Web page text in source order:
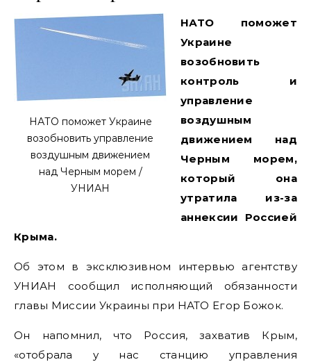
НАТО поможет Украине
возобновить управление
воздушным движением
над Черным морем /
УНИАН
НАТО поможет
Украине
возобновить
контроль и
управление
воздушным
движением над
Черным морем,
который она
утратила из-за
аннексии Россией
Крыма.
Об этом в эксклюзивном интервью агентству
УНИАН сообщил исполняющий обязанности
главы Миссии Украины при НАТО Егор Божок.
Он напомнил, что Россия, захватив Крым,
«отобрала у нас станцию управления